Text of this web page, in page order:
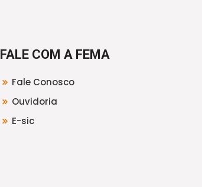
FALE COM A FEMA
Fale Conosco
Ouvidoria
E-sic